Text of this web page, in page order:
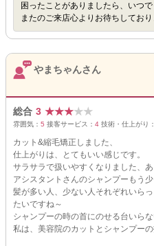
困ったことがありましたら、いつ
またのご来店心よりお待ちしており
やまちゃんさん
総合 3 ★★★★★
雰囲気： 5 接客サービス： 4 技術・仕上がり：
カット&縮毛矯正しました、
仕上がりは、とてもいい感じです。
サラサラで扱いやすくなりました、あ
アシスタントさんのシャンプーもう
髪が多い人、少ない人それぞれいら
たいですね～
シャンプーの時の首にのせる台いら
私は、美容院のカットとシャンプー